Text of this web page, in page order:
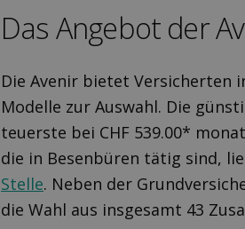
Das Angebot der
Die Avenir bietet Versicherten
Modelle zur Auswahl. Die
teuerste bei CHF 539.00*
die in Besenbüren tätig sind,
Stelle. Neben der
die Wahl aus insgesamt 43